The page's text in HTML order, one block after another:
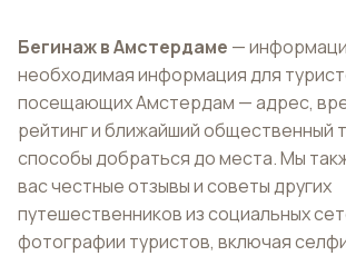
Бегинаж в Амстердаме —
необходимая информация для
посещающих Амстердам — адрес,
рейтинг и ближайший общественный
способы добраться до места. Мы
вас честные отзывы и советы других
путешественников из социальных
фотографии туристов, включая